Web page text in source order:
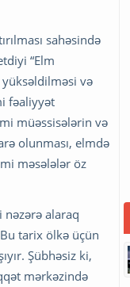
sahəsində
“Elm
yüksəldilməsi və
fəaliyyət
müəssisələrin və
olunması, elmdə
məsələlər öz
alaraq
tarix ölkə üçün
Şübhəsiz ki,
mərkəzində